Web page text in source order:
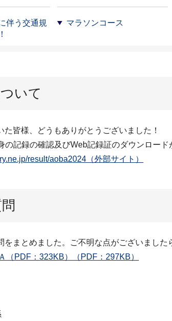
伴う交通規
マラソンコース
いて
た皆様、どうもありがとうございました！
の記録の確認及びWeb記録証のダウンロード
result/aoba2024（外部サイト）
をまとめました。ご不明な点がございました
（PDF：323KB）（PDF：297KB）